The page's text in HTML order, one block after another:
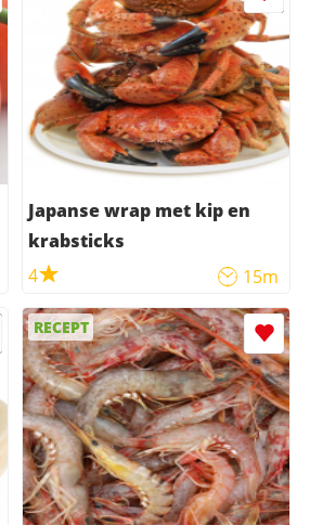
Japanse wrap met kip en
krabsticks
4
15m
RECEPT